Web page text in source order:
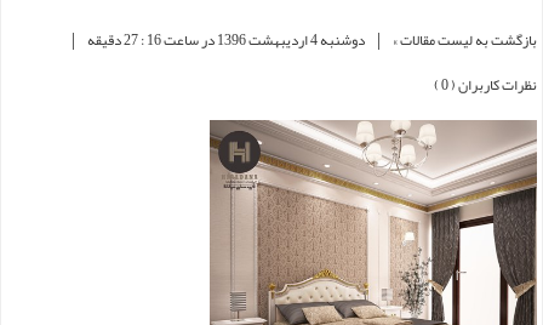
بازگشت به لیست مقالات » | دوشنبه 4 ارديبهشت 1396 در ساعت 16 : 27 دقیقه |
نظرات کاربران ( 0 )